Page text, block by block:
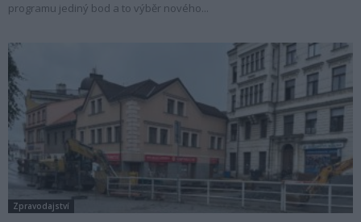
programu jediný bod a to výběr nového...
Zpravodajství